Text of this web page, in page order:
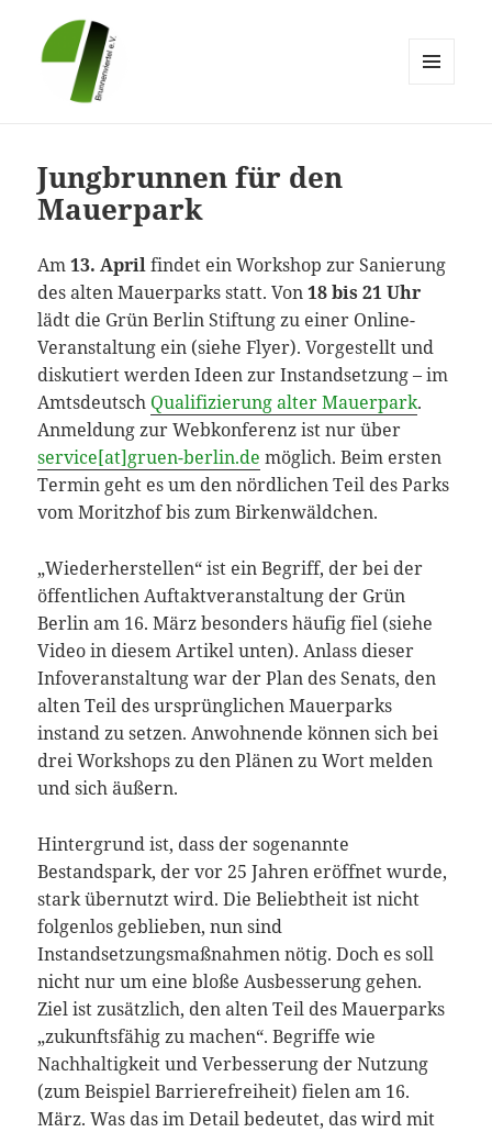
Jungbrunnen für den
Mauerpark
Am13. Aprilfindet ein Workshop zur Sanierung
des alten Mauerparks statt. Von18 bis 21 Uhr
lädt die Grün Berlin Stiftung zu einer Online-
Veranstaltung ein (siehe Flyer). Vorgestellt und
diskutiert werden Ideen zur Instandsetzung – im
Amtsdeutsch Qualifizierung alter Mauerpark.
Anmeldung zur Webkonferenz ist nur über
service[at]gruen-berlin.de möglich. Beim ersten
Termin geht es um den nördlichen Teil des Parks
vom Moritzhof bis zum Birkenwäldchen.
„Wiederherstellen“ ist ein Begriff, der bei der
öffentlichen Auftaktveranstaltung der Grün
Berlin am 16. März besonders häufig fiel (siehe
Video in diesem Artikel unten). Anlass dieser
Infoveranstaltung war der Plan des Senats, den
alten Teil des ursprünglichen Mauerparks
instand zu setzen. Anwohnende können sich bei
drei Workshops zu den Plänen zu Wort melden
und sich äußern.
Hintergrund ist, dass der sogenannte
Bestandspark, der vor 25 Jahren eröffnet wurde,
stark übernutzt wird. Die Beliebtheit ist nicht
folgenlos geblieben, nun sind
Instandsetzungsmaßnahmen nötig. Doch es soll
nicht nur um eine bloße Ausbesserung gehen.
Ziel ist zusätzlich, den alten Teil des Mauerparks
„zukunftsfähig zu machen“. Begriffe wie
Nachhaltigkeit und Verbesserung der Nutzung
(zum Beispiel Barrierefreiheit) fielen am 16.
März. Was das im Detail bedeutet, das wird mit